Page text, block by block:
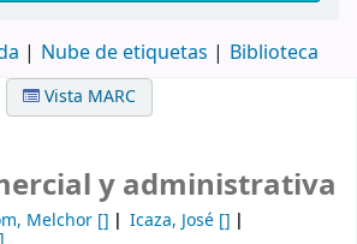
Nube de etiquetas Biblioteca
Vista MARC
y administrativa
Melchor [] Icaza, José []